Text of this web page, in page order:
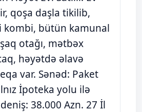
qoşa daşla tikilib,
kombi, bütün kamunal
otağı, mətbəx
həyətdə əlavə
var. Sənəd: Paket
İpoteka yolu ilə
38.000 Azn. 27 İl